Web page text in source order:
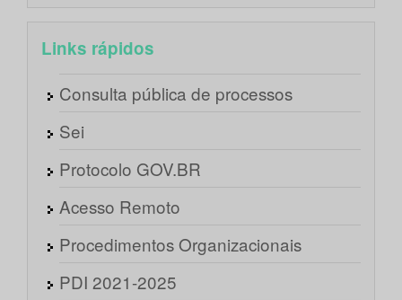
Links rápidos
Consulta pública de processos
Sei
Protocolo GOV.BR
Acesso Remoto
Procedimentos Organizacionais
PDI 2021-2025